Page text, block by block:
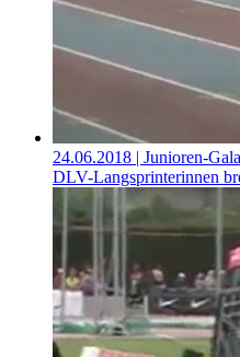
24.06.2018 | Junioren-
DLV-Langsprinterinnen